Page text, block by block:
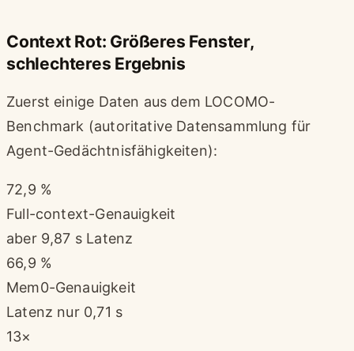
Context Rot: Größeres Fenster,
schlechteres Ergebnis
Zuerst einige Daten aus dem LOCOMO-
Benchmark (autoritative Datensammlung für
Agent-Gedächtnisfähigkeiten):
72,9 %
Full-context-Genauigkeit
aber 9,87 s Latenz
66,9 %
Mem0-Genauigkeit
Latenz nur 0,71 s
13×